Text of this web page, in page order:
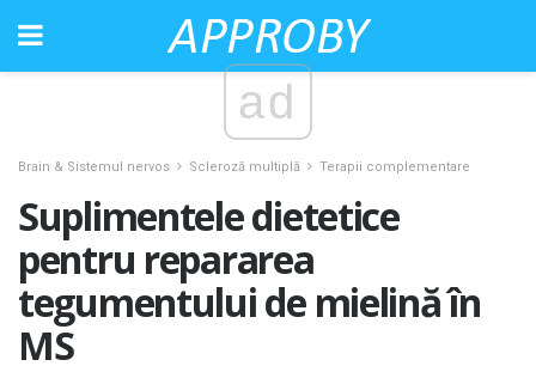
ad
Brain & Sistemul nervos Scleroză multiplă Terapii complementare
Suplimentele dietetice
pentru repararea
tegumentului de mielină în
MS